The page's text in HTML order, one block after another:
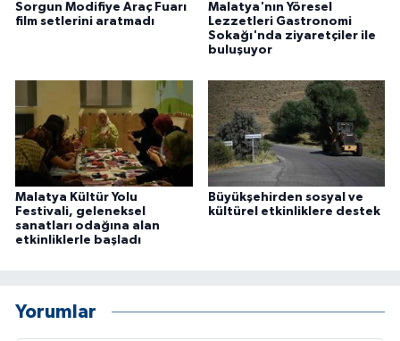
Sorgun Modifiye Araç Fuarı
film setlerini aratmadı
Malatya'nın Yöresel
Lezzetleri Gastronomi
Sokağı'nda ziyaretçiler ile
buluşuyor
Malatya Kültür Yolu
Festivali, geleneksel
sanatları odağına alan
etkinliklerle başladı
Büyükşehirden sosyal ve
kültürel etkinliklere destek
Yorumlar